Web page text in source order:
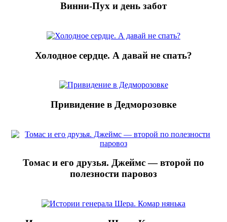
Винни-Пух и день забот
Холодное сердце. А давай не спать?
Привидение в Дедморозовке
Томас и его друзья. Джеймс — второй по
полезности паровоз